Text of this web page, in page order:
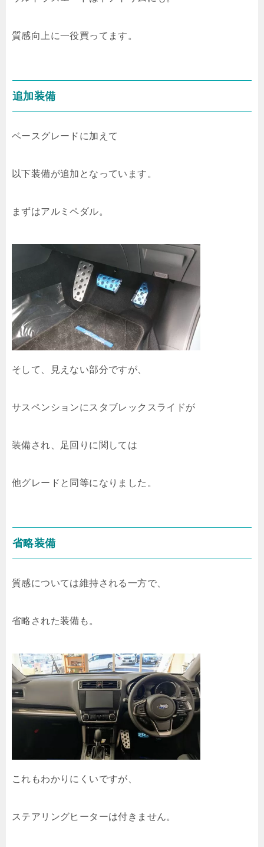
質感向上に一役買ってます。
追加装備
ベースグレードに加えて
以下装備が追加となっています。
まずはアルミペダル。
そして、見えない部分ですが、
サスペンションにスタブレックスライドが
装備され、足回りに関しては
他グレードと同等になりました。
省略装備
質感については維持される一方で、
省略された装備も。
これもわかりにくいですが、
ステアリングヒーターは付きません。